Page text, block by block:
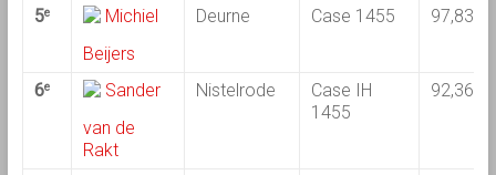
5e
Michiel
Beijers
Deurne Case 1455 97,83
6e
Sander
van de
Rakt
Nistelrode
Case IH
1455
92,36